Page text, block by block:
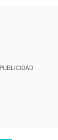
PUBLICIDAD